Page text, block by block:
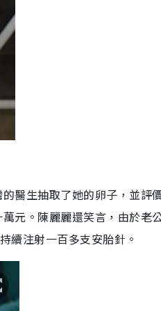
醫生抽取了她的卵子，並評
元。陳麗麗還笑言，由於老
續注射一百多支安胎針。